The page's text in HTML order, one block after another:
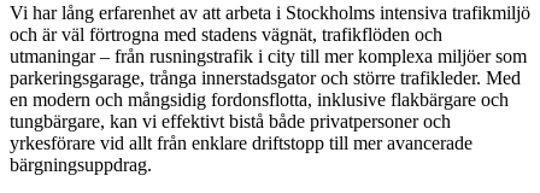
Vi har lång erfarenhet av att arbeta i Stockholms intensiva trafikmiljö
och är väl förtrogna med stadens vägnät, trafikflöden och
utmaningar – från rusningstrafik i city till mer komplexa miljöer som
parkeringsgarage, trånga innerstadsgator och större trafikleder. Med
en modern och mångsidig fordonsflotta, inklusive flakbärgare och
tungbärgare, kan vi effektivt bistå både privatpersoner och
yrkesförare vid allt från enklare driftstopp till mer avancerade
bärgningsuppdrag.